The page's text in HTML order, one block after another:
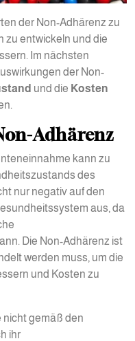
der Non-Adhärenz zu
zu entwickeln und die
Im nächsten
der Non-
und die Kosten
Adhärenz
kann zu
des
nur negativ auf den
aus, da
Die Non-Adhärenz ist
werden muss, um die
und Kosten zu
nicht gemäß den
ihr